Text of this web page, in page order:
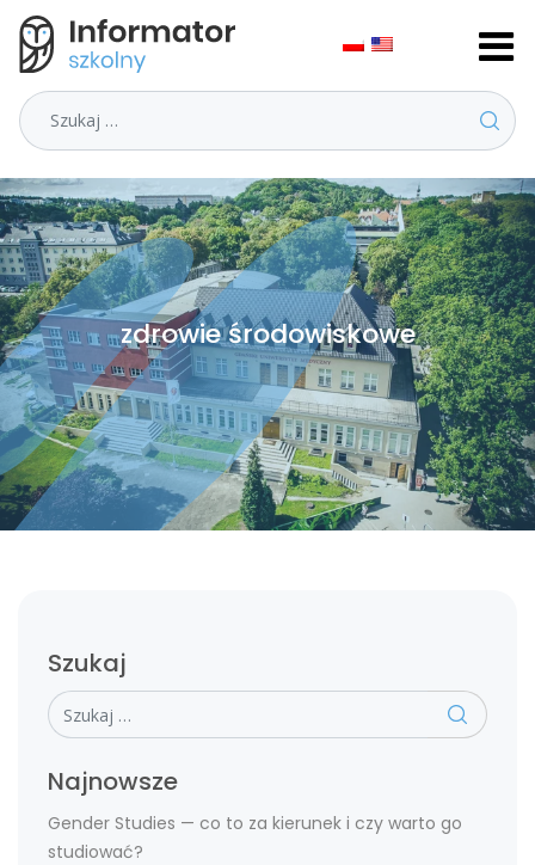
Szukaj
zdrowie środowiskowe
Szukaj
Szukaj
Najnowsze
Gender Studies — co to za kierunek i czy warto go
studiować?